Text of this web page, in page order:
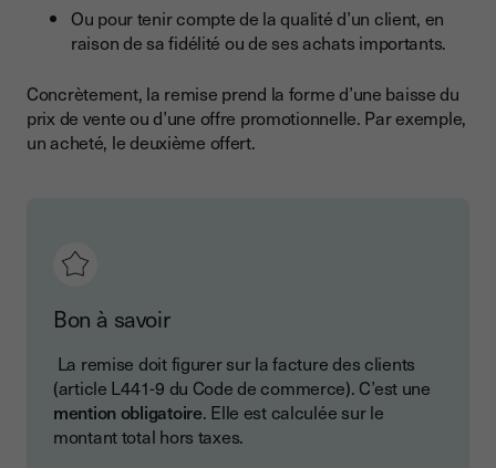
Ou pour tenir compte de la qualité d’un client, en
raison de sa fidélité ou de ses achats importants.
Concrètement, la remise prend la forme d’une baisse du
prix de vente ou d’une offre promotionnelle. Par exemple,
un acheté, le deuxième offert.
Bon à savoir
La remise doit figurer sur la facture des clients
(article L441-9 du Code de commerce). C’est une
mention obligatoire. Elle est calculée sur le
montant total hors taxes.